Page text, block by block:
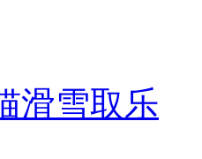
滑雪取乐